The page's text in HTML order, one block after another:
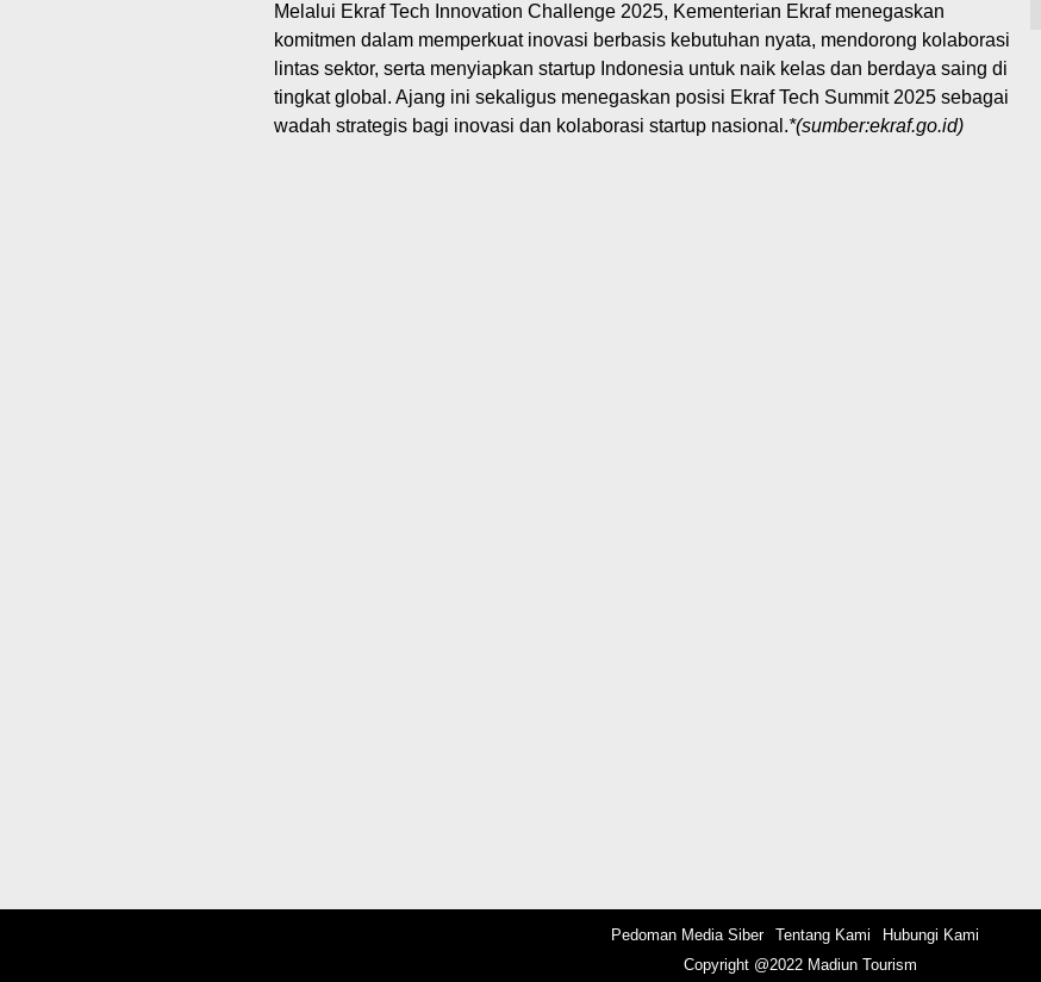
Melalui Ekraf Tech Innovation Challenge 2025, Kementerian Ekraf menegaskan
komitmen dalam memperkuat inovasi berbasis kebutuhan nyata, mendorong kolaborasi
lintas sektor, serta menyiapkan startup Indonesia untuk naik kelas dan berdaya saing di
tingkat global. Ajang ini sekaligus menegaskan posisi Ekraf Tech Summit 2025 sebagai
wadah strategis bagi inovasi dan kolaborasi startup nasional.*(sumber:ekraf.go.id)
Pedoman Media Siber Tentang Kami
Hubungi Kami
Copyright @2022 Madiun Tourism